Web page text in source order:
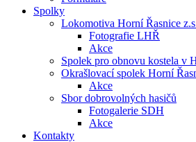
Spolky
Lokomotiva Horní Řasnice
Fotografie LHŘ
Akce
Spolek pro obnovu kostela v
Okrašlovací spolek Horní
Akce
Sbor dobrovolných hasičů
Fotogalerie SDH
Akce
Kontakty